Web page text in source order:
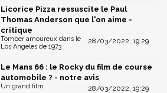
Licorice Pizza ressuscite le Paul
Thomas Anderson que l'on aime -
critique
28/03/2022, 19:29
Tomber amoureux dans le
Los Angeles de 1973
Le Mans 66 : le Rocky du film de course
automobile ? - notre avis
28/03/2022, 19:29
Un grand film